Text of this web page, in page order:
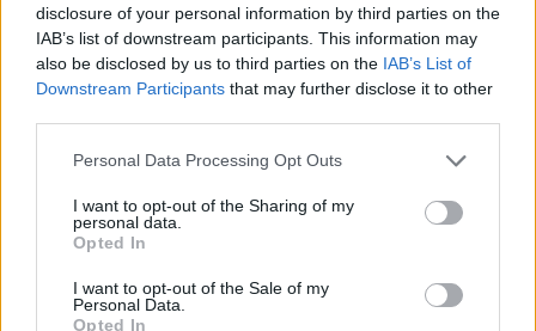
disclosure of your personal information by third parties on the
IAB’s list of downstream participants. This information may
also be disclosed by us to third parties on the IAB’s List of
Downstream Participants that may further disclose it to other
Personal Data Processing Opt Outs
I want to opt-out of the Sharing of my
personal data.
Opted In
I want to opt-out of the Sale of my
Personal Data.
Opted In
Μια νέα γενιά τεχνολογιών καθαρής ενέργειας κερδίζει έδαφος
παρά τις πολιτικές επιθέσεις του Ντόναλντ Τραμπ σε αιολικά
και φωτοβολταϊκά με τις επενδύσεις να αυξάνονται.